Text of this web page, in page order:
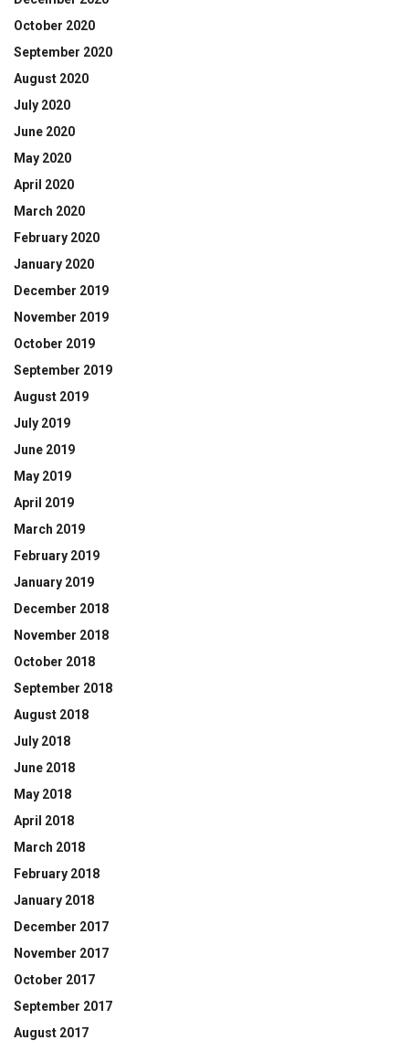
October 2020
September 2020
August 2020
July 2020
June 2020
May 2020
April 2020
March 2020
February 2020
January 2020
December 2019
November 2019
October 2019
September 2019
August 2019
July 2019
June 2019
May 2019
April 2019
March 2019
February 2019
January 2019
December 2018
November 2018
October 2018
September 2018
August 2018
July 2018
June 2018
May 2018
April 2018
March 2018
February 2018
January 2018
December 2017
November 2017
October 2017
September 2017
August 2017